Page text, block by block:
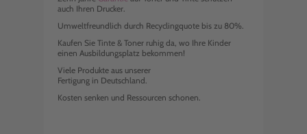
auch Ihren Drucker.
Umweltfreundlich durch Recyclingquote bis zu 80%.
Kaufen Sie Tinte & Toner ruhig da, wo Ihre Kinder
einen Ausbildungsplatz bekommen!
Viele Produkte aus unserer
Fertigung in Deutschland.
Kosten senken und Ressourcen schonen.